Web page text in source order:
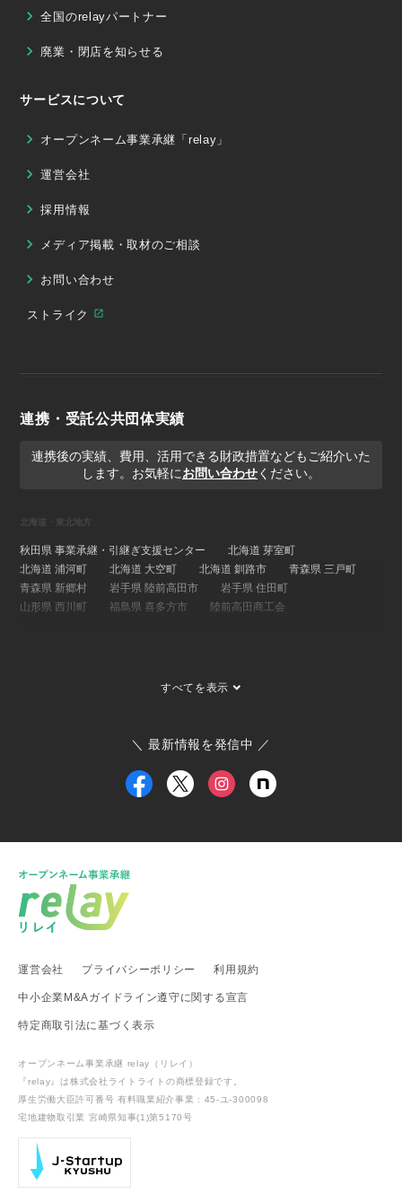
全国のrelayパートナー
廃業・閉店を知らせる
サービスについて
オープンネーム事業承継「relay」
運営会社
採用情報
メディア掲載・取材のご相談
お問い合わせ
ストライク
連携・受託公共団体実績
連携後の実績、費用、活用できる財政措置などもご紹介いた
します。お気軽にお問い合わせください。
すべてを表示
北海道・東北地方
秋田県 事業承継・引継ぎ支援センター
北海道 芽室町
北海道 浦河町
北海道 大空町 北海道 釧路市
青森県 三戸町
青森県 新郷村
岩手県 陸前高田市
岩手県 住田町
山形県 西川町
福島県 喜多方市 陸前高田商工会
茨城県 稲敷市 群馬県 桐生市
小田原箱根商工会議所
福井県 事業承継・引継ぎ支援センター
富山県
新潟県 南魚沼市
新潟県 糸魚川市
新潟県 出雲崎町
新潟県 関川村
愛知県 事業承継・引継ぎ支援センター
岐阜県 高山市
滋賀県 事業承継・引継ぎ支援センター
滋賀県 日野町
滋賀県 多賀町
中国・四国地方
中国経済産業局 鳥取県
広島県 呉市
広島県 江田島市
＼ 最新情報を発信中 ／
運営会社 プライバシーポリシー 利用規約
中小企業M&Aガイドライン遵守に関する宣言
特定商取引法に基づく表示
オープンネーム事業承継 relay（リレイ）
『relay』は株式会社ライトライトの商標登録です。
厚生労働大臣許可番号 有料職業紹介事業 : 45-ユ-300098
宅地建物取引業 宮崎県知事(1)第5170号